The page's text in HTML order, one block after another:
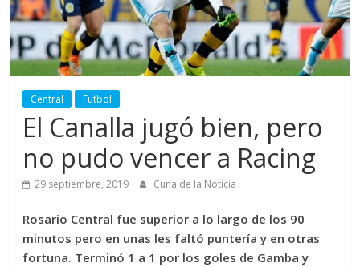
Central Futbol
El Canalla jugó bien, pero
no pudo vencer a Racing
29 septiembre, 2019 Cuna de la Noticia
Rosario Central fue superior a lo largo de los 90
minutos pero en unas les faltó puntería y en otras
fortuna. Terminó 1 a 1 por los goles de Gamba y